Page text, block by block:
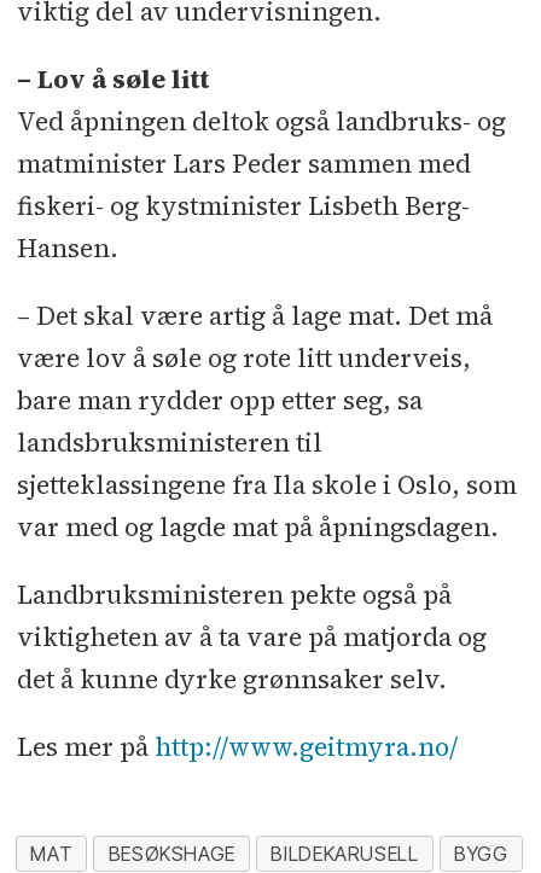
viktig del av undervisningen.
– Lov å søle litt
Ved åpningen deltok også landbruks- og
matminister Lars Peder sammen med
fiskeri- og kystminister Lisbeth Berg-
Hansen.
– Det skal være artig å lage mat. Det må
være lov å søle og rote litt underveis,
bare man rydder opp etter seg, sa
landsbruksministeren til
sjetteklassingene fra Ila skole i Oslo, som
var med og lagde mat på åpningsdagen.
Landbruksministeren pekte også på
viktigheten av å ta vare på matjorda og
det å kunne dyrke grønnsaker selv.
Les mer på http://www.geitmyra.no/
MAT BESØKSHAGE BILDEKARUSELL
BYGG